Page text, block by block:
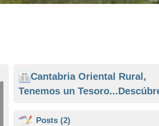
Cantabria Oriental Rural,
Tenemos un
Posts (2)